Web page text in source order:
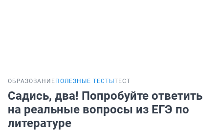
ОБРАЗОВАНИЕ ПОЛЕЗНЫЕ ТЕСТЫ ТЕСТ
Садись, два! Попробуйте ответить
на реальные вопросы из ЕГЭ по
литературе